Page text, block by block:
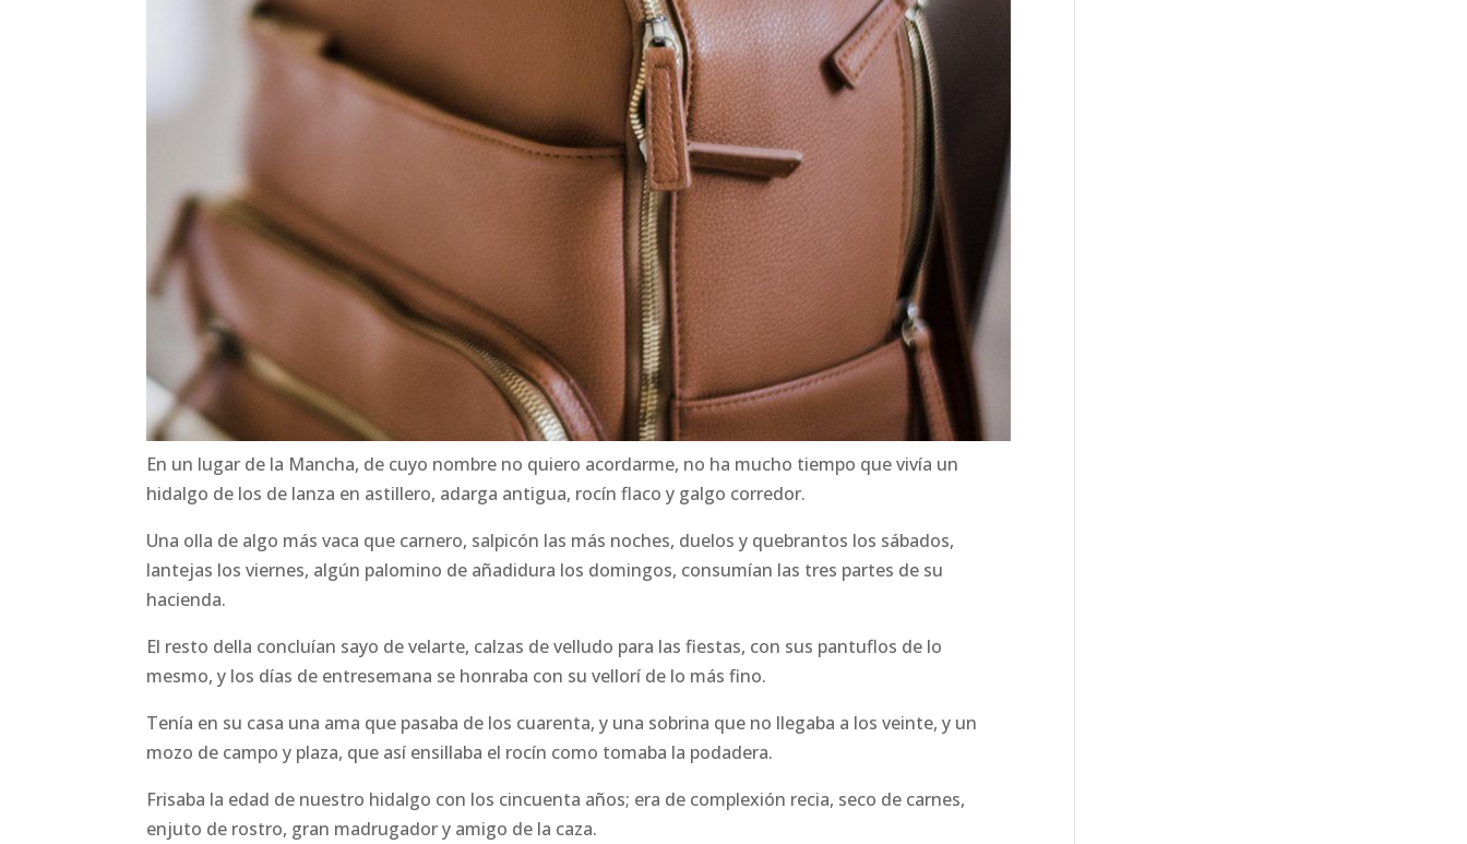
En un lugar de la Mancha, de cuyo nombre no quiero acordarme, no ha mucho tiempo que vivía un
hidalgo de los de lanza en astillero, adarga antigua, rocín flaco y galgo corredor.
Una olla de algo más vaca que carnero, salpicón las más noches, duelos y quebrantos los sábados,
lantejas los viernes, algún palomino de añadidura los domingos, consumían las tres partes de su
hacienda.
El resto della concluían sayo de velarte, calzas de velludo para las fiestas, con sus pantuflos de lo
mesmo, y los días de entresemana se honraba con su vellorí de lo más fino.
Tenía en su casa una ama que pasaba de los cuarenta, y una sobrina que no llegaba a los veinte, y un
mozo de campo y plaza, que así ensillaba el rocín como tomaba la podadera.
Frisaba la edad de nuestro hidalgo con los cincuenta años; era de complexión recia, seco de carnes,
enjuto de rostro, gran madrugador y amigo de la caza.